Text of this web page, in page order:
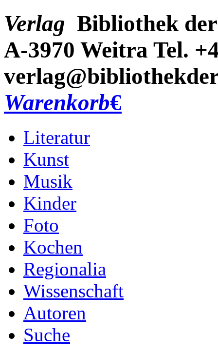
Verlag Bibliothek
A-3970 Weitra Tel.
Warenkorb€
Literatur
Kunst
Musik
Kinder
Foto
Kochen
Regionalia
Wissenschaft
Autoren
Suche